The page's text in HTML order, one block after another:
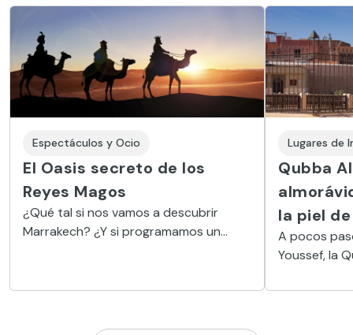
Espectáculos y Ocio
El Oasis secreto de los
Reyes Magos
¿Qué tal si nos vamos a descubrir
Marrakech? ¿Y si programamos un
talleres creativos? Otra posibilidad es
sesión de yoga o meditación al
Lugares de
Qubba
la piel
A pocos
Youssef, la